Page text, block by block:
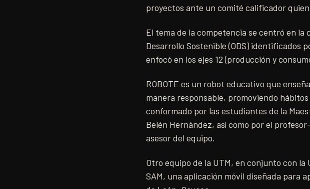
proyectos ante un comité calificador
El tema de la competencia se centró en la
Desarrollo Sostenible (ODS) identificados
enfocó en los ejes 12 (producción y
ROBOTE es un robot educativo que
manera responsable, promoviendo
conformado por las estudiantes de la
Belén Hernández, así como por el
asesor del equipo.
Otro equipo de la UTM, en conjunto con
SAM, una aplicación móvil diseñada para